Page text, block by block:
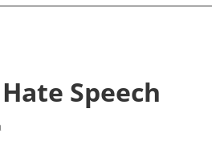
Speech